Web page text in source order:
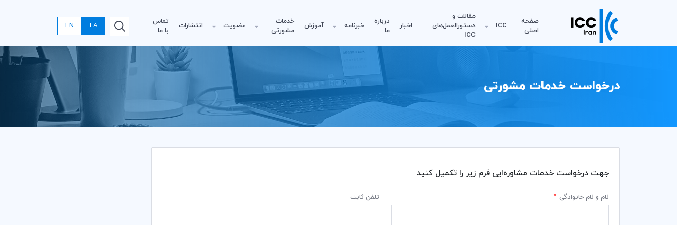
صفحه
اصلی
ICC
مقالات و
دستورالعمل‌های
ICC
اخبار
درباره
ما
خبرنامه آموزش
خدمات
مشورتی
عضویت انتشارات
تماس
با ما
FA
EN
درخواست خدمات مشورتی
جهت درخواست خدمات مشاوره‌ایی فرم زیر را تکمیل کنید
نام و نام خانوادگی * تلفن ثابت